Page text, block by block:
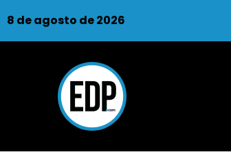
8 de agosto de 2026